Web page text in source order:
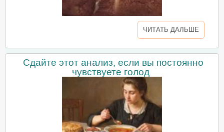
ЧИТАТЬ ДАЛЬШЕ
Сдайте этот анализ, если вы постоянно
чувствуете голод